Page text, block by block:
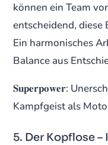
können ein Team
entscheidend, diese
Ein harmonisches
Balance aus
𝐒𝐮𝐩𝐞𝐫𝐩𝐨𝐰𝐞𝐫:
Kampfgeist als
5. Der Kopflose